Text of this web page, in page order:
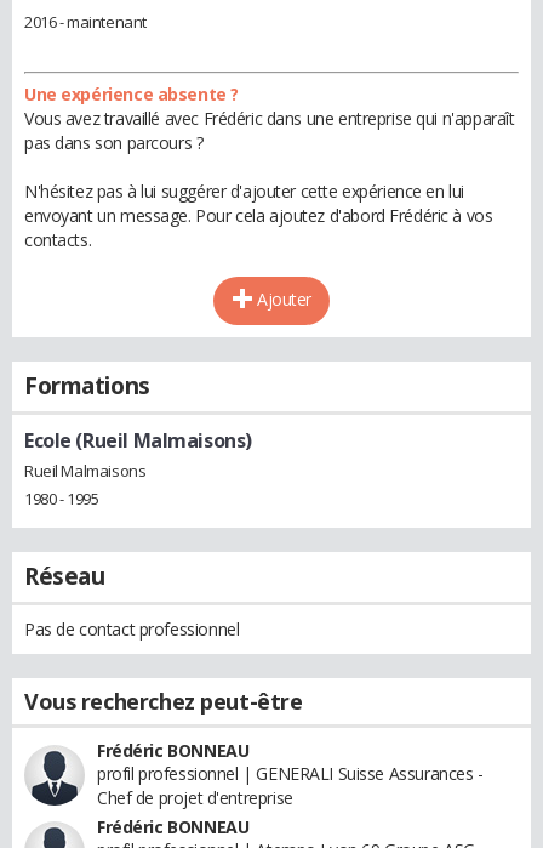
2016 - maintenant
Une expérience absente ?
Vous avez travaillé avec Frédéric dans une entreprise qui n'apparaît
pas dans son parcours ?
N'hésitez pas à lui suggérer d'ajouter cette expérience en lui
envoyant un message. Pour cela ajoutez d'abord Frédéric à vos
contacts.
Ajouter
Formations
Ecole (Rueil Malmaisons)
Rueil Malmaisons
1980 - 1995
Réseau
Pas de contact professionnel
Vous recherchez peut-être
Frédéric BONNEAU
profil professionnel | GENERALI Suisse Assurances -
Chef de projet d'entreprise
Frédéric BONNEAU